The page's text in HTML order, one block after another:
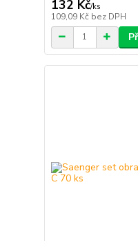
132 Kč/ks
109,09 Kč bez DPH